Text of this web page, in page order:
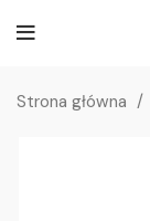
Strona główna